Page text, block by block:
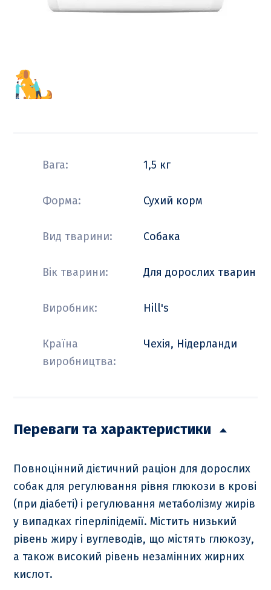
Вага: 1,5 кг
Форма: Сухий корм
Вид тварини: Собака
Вік тварини: Для дорослих тварин
Виробник: Hill's
Країна
виробництва:
Чехія, Нідерланди
Переваги та характеристики
Повноцінний дієтичний раціон для дорослих
собак для регулювання рівня глюкози в крові
(при діабеті) і регулювання метаболізму жирів
у випадках гіперліпідемії. Містить низький
рівень жиру і вуглеводів, що містять глюкозу,
а також високий рівень незамінних жирних
кислот.